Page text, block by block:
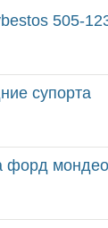
505-
супорта
форд